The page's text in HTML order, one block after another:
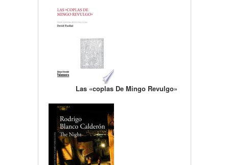
Las «coplas De Mingo Revulgo»